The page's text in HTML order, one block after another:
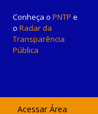
Conheça o PNTP e
o Radar da
Transparência
Pública
Acessar Área